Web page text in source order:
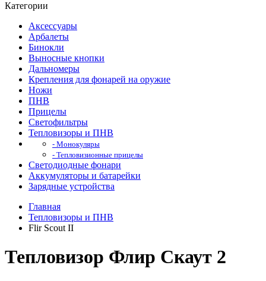
Категории
Аксессуары
Арбалеты
Бинокли
Выносные кнопки
Дальномеры
Крепления для фонарей на оружие
Ножи
ПНВ
Прицелы
Светофильтры
Тепловизоры и ПНВ
- Монокуляры
- Тепловизионные прицелы
Светодиодные фонари
Аккумуляторы и батарейки
Зарядные устройства
Главная
Тепловизоры и ПНВ
Flir Scout II
Тепловизор Флир Скаут 2